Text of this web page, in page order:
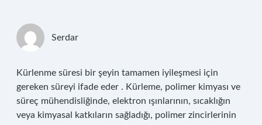
Serdar
Kürlenme süresi bir şeyin tamamen iyileşmesi için
gereken süreyi ifade eder . Kürleme, polimer kimyası ve
süreç mühendisliğinde, elektron ışınlarının, sıcaklığın
veya kimyasal katkıların sağladığı, polimer zincirlerinin